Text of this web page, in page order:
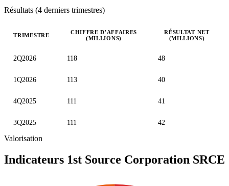
Résultats (4 derniers trimestres)
TRIMESTRE
CHIFFRE D'AFFAIRES
(MILLIONS)
RÉSULTAT NET
(MILLIONS)
2Q2026 118 48
1Q2026 113 40
4Q2025 111 41
3Q2025 111 42
Valorisation
Indicateurs 1st Source Corporation SRCE